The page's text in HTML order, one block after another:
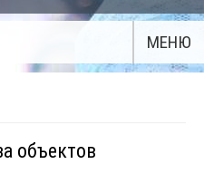
МЕНЮ
объектов